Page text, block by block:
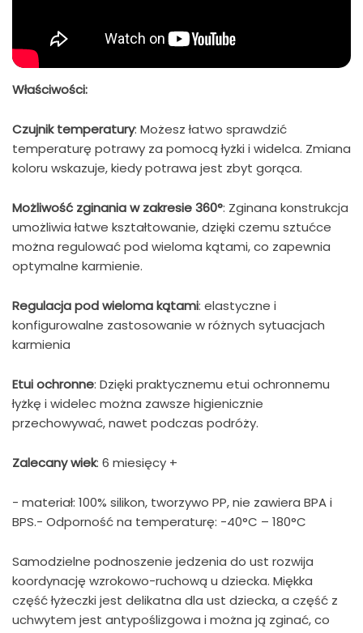
Właściwości:
Czujnik temperatury: Możesz łatwo sprawdzić
temperaturę potrawy za pomocą łyżki i widelca. Zmiana
koloru wskazuje, kiedy potrawa jest zbyt gorąca.
Możliwość zginania w zakresie 360°: Zginana konstrukcja
umożliwia łatwe kształtowanie, dzięki czemu sztućce
można regulować pod wieloma kątami, co zapewnia
optymalne karmienie.
Regulacja pod wieloma kątami: elastyczne i
konfigurowalne zastosowanie w różnych sytuacjach
karmienia
Etui ochronne: Dzięki praktycznemu etui ochronnemu
łyżkę i widelec można zawsze higienicznie
przechowywać, nawet podczas podróży.
Zalecany wiek: 6 miesięcy +
- materiał: 100% silikon, tworzywo PP, nie zawiera BPA i
BPS.- Odporność na temperaturę: -40°C – 180°C
Samodzielne podnoszenie jedzenia do ust rozwija
koordynację wzrokowo-ruchową u dziecka. Miękka
część łyżeczki jest delikatna dla ust dziecka, a część z
uchwytem jest antypoślizgowa i można ją zginać, co